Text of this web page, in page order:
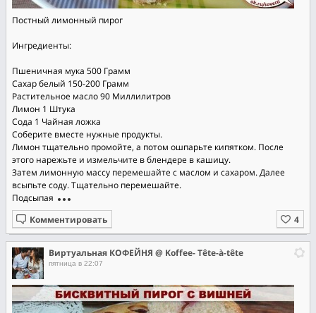
Постный лимонный пирог
Ингредиенты:
Пшеничная мука 500 Грамм
Сахар белый 150-200 Грамм
Растительное масло 90 Миллилитров
Лимон 1 Штука
Сода 1 Чайная ложка
Соберите вместе нужные продукты.
Лимон тщательно промойте, а потом ошпарьте кипятком. После
этого нарежьте и измельчите в блендере в кашицу.
Затем лимонную массу перемешайте с маслом и сахаром. Далее
всыпьте соду. Тщательно перемешайте.
Подсыпая
Комментировать
Виртуальная КОФЕЙНЯ @ Koffee- Tête-à-tête
пятница в 22:07